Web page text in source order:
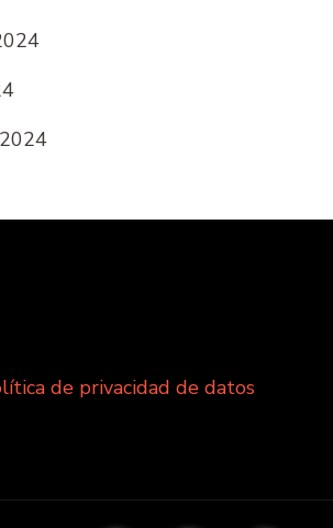
de privacidad de datos